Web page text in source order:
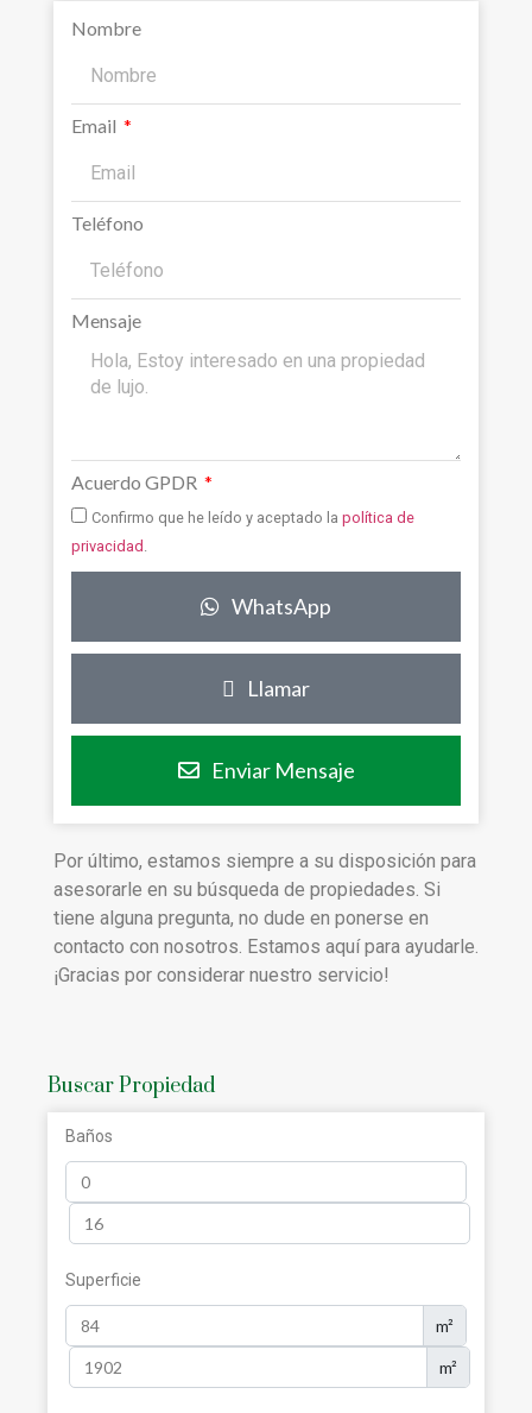
Nombre
Email
Teléfono
Mensaje
Acuerdo GPDR
Confirmo que he leído y aceptado la política de
privacidad .
WhatsApp
Llamar
Enviar Mensaje
Por último, estamos siempre a su disposición para
asesorarle en su búsqueda de propiedades. Si
tiene alguna pregunta, no dude en ponerse en
contacto con nosotros. Estamos aquí para ayudarle.
¡Gracias por considerar nuestro servicio!
Buscar Propiedad
Baños
Superficie
m²
m²